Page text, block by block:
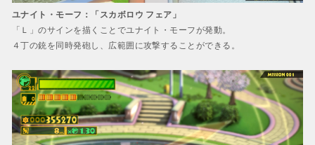
ユナイト・モーフ：「スカボロウ フェア」
「Ｌ」のサインを描くことでユナイト・モーフが発動。
４丁の銃を同時発砲し、広範囲に攻撃することができる。